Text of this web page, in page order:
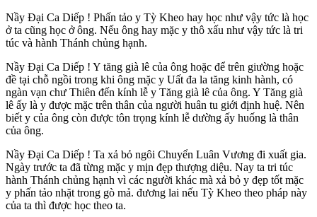
Nầy Ðại Ca Diếp ! Phấn tảo y Tỳ Kheo hay học như vậy tức là học
ở ta cũng học ở ông. Nếu ông hay mặc y thô xấu như vậy tức là tri
túc và hành Thánh chủng hạnh.
Nầy Ðại Ca Diếp ! Y tăng già lê của ông hoặc để trên giường hoặc
đề tại chỗ ngồi trong khi ông mặc y Uất đa la tăng kinh hành, có
ngàn vạn chư Thiên đến kính lễ y Tăng già lê của ông. Y Tăng già
lê ấy là y được mặc trên thân của người huân tu giới định huệ. Nên
biết y của ông còn được tôn trọng kính lễ dường ấy huống là thân
của ông.
Nầy Ðại Ca Diếp ! Ta xả bỏ ngôi Chuyển Luân Vương đi xuất gia.
Ngày trước ta đã từng mặc y mịn đẹp thượng diệu. Nay ta tri túc
hành Thánh chủng hạnh vì các người khác mà xả bỏ y đẹp tốt mặc
y phấn tảo nhặt trong gò mả. đương lai nếu Tỳ Kheo theo pháp này
của ta thì được học theo ta.